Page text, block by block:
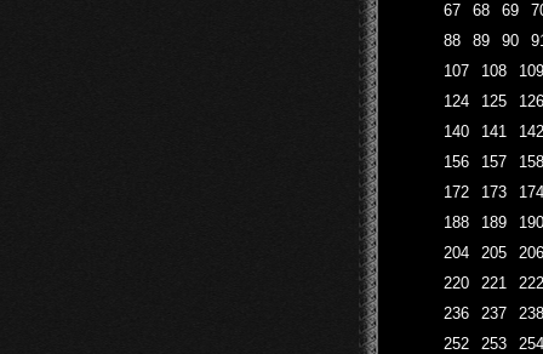
67
68 69
88
89 90
107
108
109
124
125
126
140
141
142
156
157
158
172
173
174
188
189
190
204
205
206
220
221
222
236
237
238
252
253
254